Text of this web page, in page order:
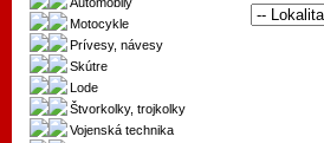
Motocykle
Prívesy, návesy
Skútre
Lode
Štvorkolky, trojkolky
Vojenská technika